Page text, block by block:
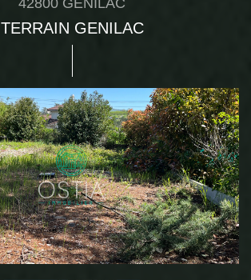
42800 GENILAC
TERRAIN GENILAC